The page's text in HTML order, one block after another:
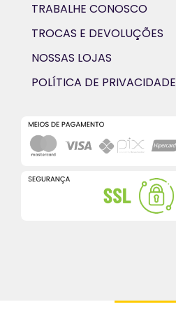
TRABALHE CONOSCO
TROCAS E DEVOLUÇÕES
NOSSAS LOJAS
POLÍTICA DE PRIVACIDADE